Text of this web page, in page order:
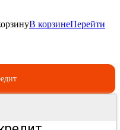
В корзинеПерейти